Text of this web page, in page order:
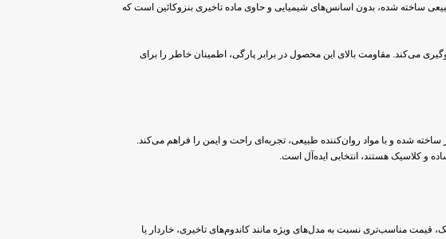
ساخته شده، بدون اسانس‌های شیمیایی و حاوی ماده تاخیری بنزوکائین است که
می‌کند. مقاومت بالای این محصول در برابر پارگی، اطمینان خاطر را برای
شده و با مواد روان‌کننده طبیعی، تجربه‌ای راحت و ایمن را فراهم می‌کند.
قیمت مناسب‌تری نسبت به مدل‌های ویژه مانند کاندوم‌های تاخیری، خاردار یا